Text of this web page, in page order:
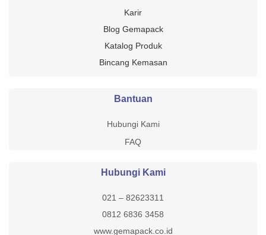
Karir
Blog Gemapack
Katalog Produk
Bincang Kemasan
Bantuan
Hubungi Kami
FAQ
Hubungi Kami
021 – 82623311
0812 6836 3458
www.gemapack.co.id